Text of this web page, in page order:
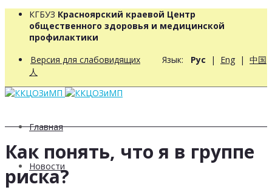
КГБУЗ Красноярский краевой Центр
общественного здоровья и медицинской
профилактики
Версия для слабовидящих Язык: Рус | Eng | 中国
人
Главная
Новости
Как понять, что я в группе
риска?